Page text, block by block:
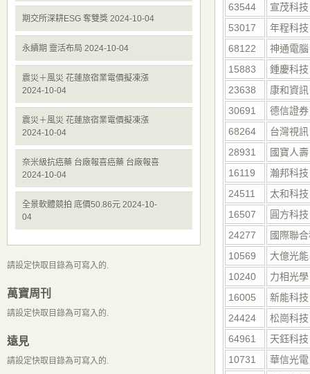
63544
宣茂科技
53017
年程科技
68122
神通電腦
15883
鍾慶科技
23638
康和資訊
30691
德信證券
68264
台灣視訊
28931
國寶人壽
16119
瀚邦科技
24511
太和科技
16507
圓方科技
24277
國際聯
10569
大億光能
10240
力相光學
16005
新能科技
24424
松崗科技
64961
天鈺科技
10731
華信光電
期交所深耕ESG 奪雙獎 2024-10-04
永續期 靈活布局 2024-10-04
震災＋風災 花蓮旅宿業電價擬凍漲
2024-10-04
震災＋風災 花蓮旅宿業電價擬凍漲
2024-10-04
奈米級抗癌藥 台廠報喜癌藥 台廠報喜
2024-10-04
全景軟體競拍 底價50.86元 2024-10-
04
請設定快取目錄為可寫入的.
萬寶周刊
請設定快取目錄為可寫入的.
遠見
請設定快取目錄為可寫入的.